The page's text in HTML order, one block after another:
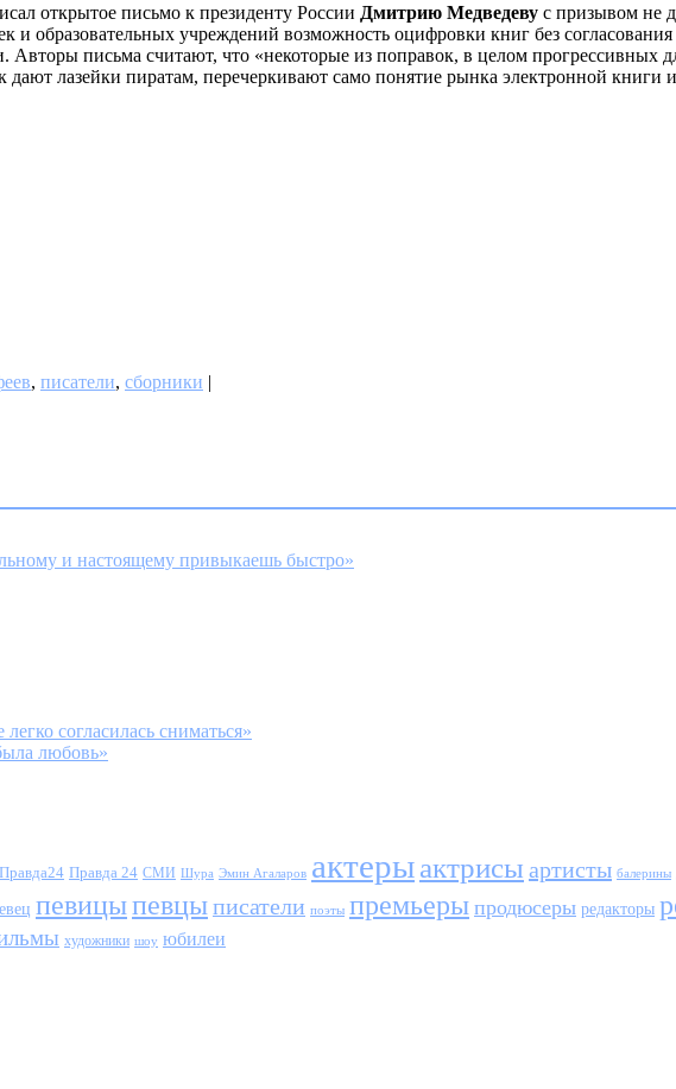
открытое письмо к президенту России Дмитрию Медведеву с призывом не
и образовательных учреждений возможность оцифровки книг без
письма считают, что «некоторые из поправок, в целом прогрессивных
лазейки пиратам, перечеркивают само понятие рынка электронной
, писатели, сборники |
и настоящему привыкаешь быстро»
согласилась сниматься»
любовь»
Правда24 Правда 24 СМИ Шура Эмин Агаларов актерыактрисы артисты балерины
певицыпевцыписатели поэты премьеры продюсеры редакторы
художники шоу юбилеи